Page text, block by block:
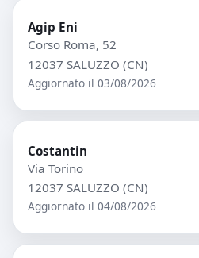
Agip Eni
Corso Roma, 52
12037 SALUZZO (CN)
Aggiornato il 03/08/2026
Costantin
Via Torino
12037 SALUZZO (CN)
Aggiornato il 04/08/2026